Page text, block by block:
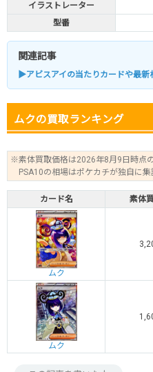
イラストレーター
型番
関連記事
▶アビスアイの当たりカードや最新
ムクの買取ランキング
※素体買取価格は2026年8月9日時点
PSA10の相場はポケカチが独自に集
カード名 素体
ムク
ムク